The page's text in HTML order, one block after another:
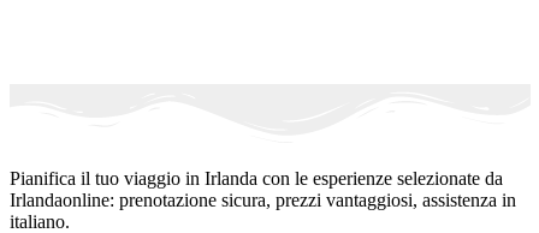
Pianifica il tuo viaggio in Irlanda con le esperienze selezionate da
Irlandaonline: prenotazione sicura, prezzi vantaggiosi, assistenza in
italiano.